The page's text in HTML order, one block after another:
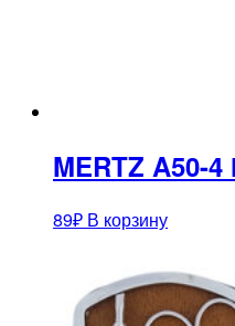
MERTZ A50-
89₽ В корзину